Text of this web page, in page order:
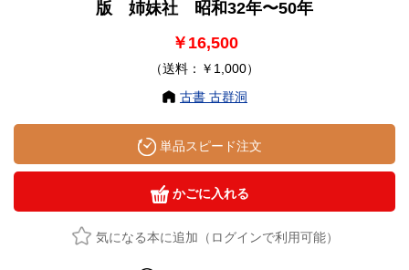
版 姉妹社 昭和32年〜50年
￥16,500
（送料：￥1,000）
古書 古群洞
単品スピード注文
かごに入れる
気になる本に追加（ログインで利用可能）